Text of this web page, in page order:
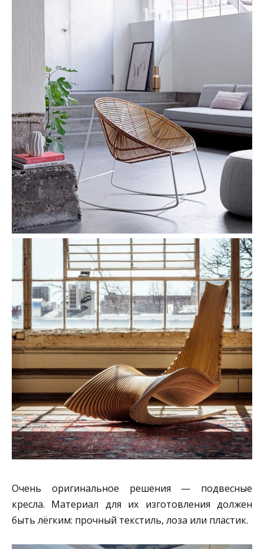
Очень оригинальное решения — подвесные
кресла. Материал для их изготовления должен
быть лёгким: прочный текстиль, лоза или пластик.